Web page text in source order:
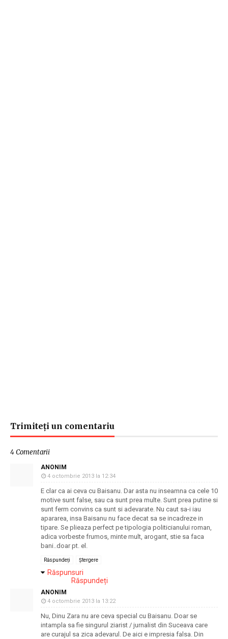
Trimiteți un comentariu
4 Comentarii
ANONIM
4 octombrie 2013 la 12:34
E clar ca ai ceva cu Baisanu. Dar asta nu inseamna ca cele 10
motive sunt false, sau ca sunt prea multe. Sunt prea putine si
sunt ferm convins ca sunt si adevarate. Nu caut sa-i iau
apararea, insa Baisanu nu face decat sa se incadreze in
tipare. Se plieaza perfect pe tipologia politicianului roman,
adica vorbeste frumos, minte mult, arogant, stie sa faca
bani..doar pt. el.
Răspundeți Ștergere
Răspunsuri
Răspundeți
ANONIM
4 octombrie 2013 la 13:22
Nu, Dinu Zara nu are ceva special cu Baisanu. Doar se
intampla sa fie singurul ziarist / jurnalist din Suceava care
are curajul sa zica adevarul. De aici e impresia falsa. Din